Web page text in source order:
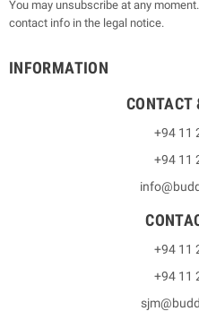
You may unsubscribe at any
contact info in the legal notice.
INFORMATION
CONTACT
+94 11
+94 11
+94 11
+94 11